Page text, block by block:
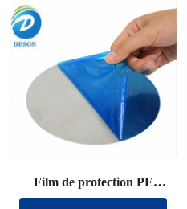
Film de protection PE
découpé